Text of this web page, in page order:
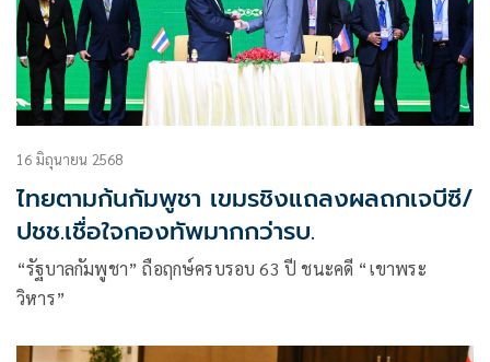
16 มิถุนายน 2568
ไทยตามก้นกัมพูชา เขมรชิงแถลงผลถกเจบีซี/
ปชช.เชื่อใจกองทัพมากกว่ารบ.
“รัฐบาลกัมพูชา” ถือฤกษ์ครบรอบ 63 ปี ชนะคดี “เขาพระ
วิหาร”